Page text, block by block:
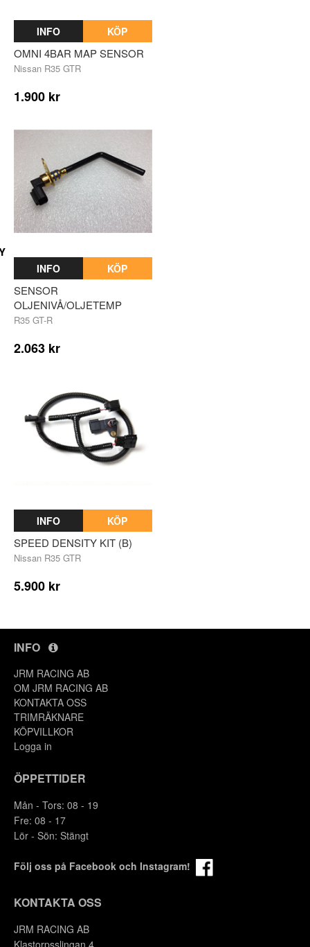
INFO KÖP
OMNI 4BAR MAP SENSOR
Nissan R35 GTR
1.900 kr
INFO KÖP
SENSOR
OLJENIVÅ/OLJETEMP
R35 GT-R
2.063 kr
INFO KÖP
SPEED DENSITY KIT (B)
Nissan R35 GTR
5.900 kr
INFO
JRM RACING AB
OM JRM RACING AB
KONTAKTA OSS
TRIMRÄKNARE
KÖPVILLKOR
Logga in
ÖPPETTIDER
Mån - Tors: 08 - 19
Fre: 08 - 17
Lör - Sön: Stängt
Följ oss på Facebook och Instagram!
KONTAKTA OSS
JRM RACING AB